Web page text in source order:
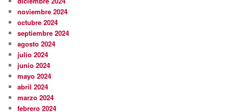
noviembre 2024
octubre 2024
septiembre 2024
agosto 2024
julio 2024
junio 2024
mayo 2024
abril 2024
marzo 2024
febrero 2024